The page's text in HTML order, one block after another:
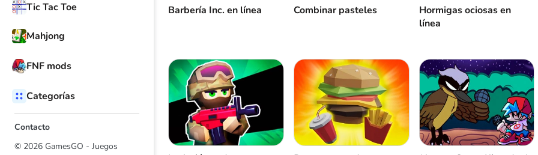
Tic Tac Toe
Mahjong
FNF mods
Categorías
Contacto
© 2026 GamesGO - Juegos
Barbería Inc. en línea Combinar pasteles
Hormigas ociosas en
línea